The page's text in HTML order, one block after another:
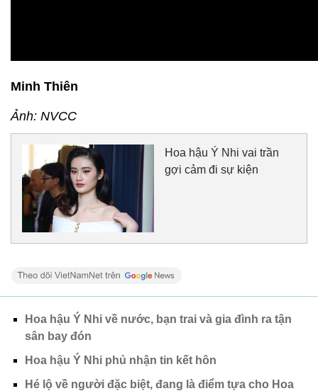
Minh Thiên
Ảnh: NVCC
Hoa hậu Ý Nhi vai trần
gợi cảm đi sự kiện
Hoa hậu Ý Nhi về nước, bạn trai và gia đình ra tận
sân bay đón
Hoa hậu Ý Nhi phủ nhận tin kết hôn
Hé lộ về người đặc biệt, đang là điểm tựa cho Hoa